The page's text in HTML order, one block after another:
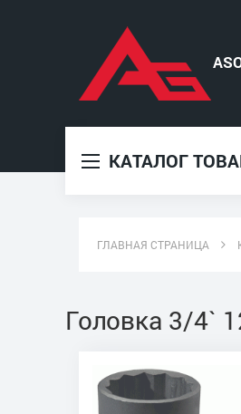
КАТАЛОГ
ГЛАВНАЯ СТРАНИЦА
Головка 3/4`